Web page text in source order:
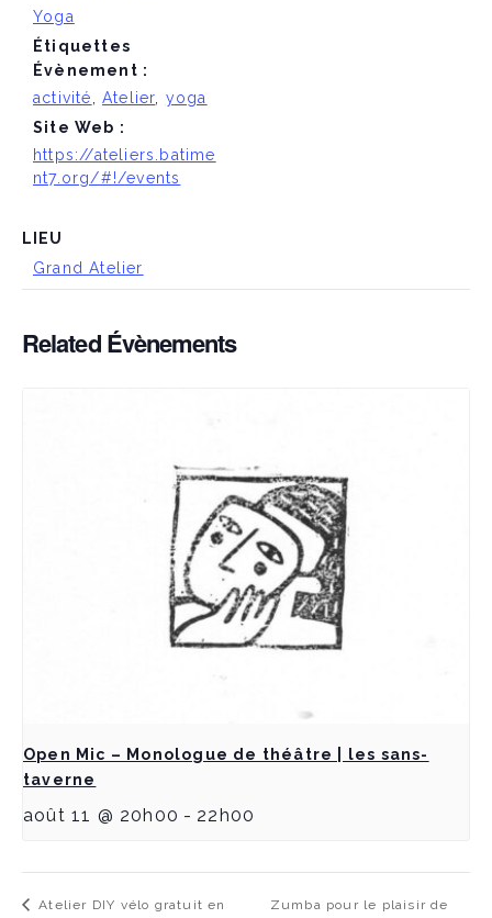
Yoga
Étiquettes
Évènement :
activité,Atelier, yoga
Site Web :
https://ateliers.batime
nt7.org/#!/events
LIEU
Grand Atelier
Related Évènements
Open Mic – Monologue de théâtre | les sans-
taverne
août 11 @ 20h00 - 22h00
Atelier DIY vélo gratuit en Zumba pour le plaisir de